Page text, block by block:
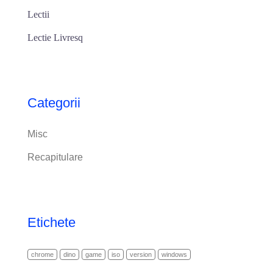
Lectii
Lectie Livresq
Categorii
Misc
Recapitulare
Etichete
chrome dino game iso version windows